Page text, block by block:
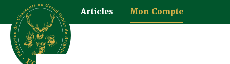
contenu
Articles Mon Compte